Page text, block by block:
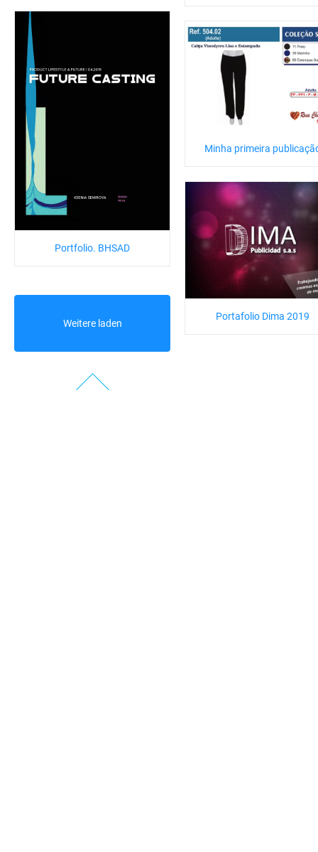
Portfolio. BHSAD
Minha primeira
Portafolio Dima 2019
Weitere laden